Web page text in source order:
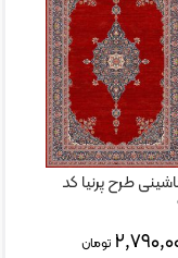
طرح پرنیا کد
تومان